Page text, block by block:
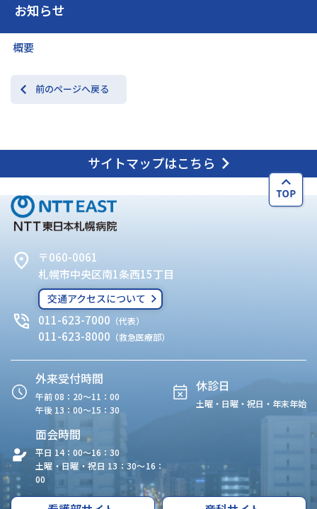
お知らせ
概要
前のページへ戻る
サイトマップはこちら
〒060-0061
札幌市中央区南1条西15丁目
交通アクセスについて
011-623-7000 （代表）
011-623-8000 （救急医療部）
外来受付時間
午前 08：20〜11：00
午後 13：00〜15：30
休診日
土曜・日曜・祝日・年末年始
面会時間
平日 14：00〜16：30
土曜・日曜・祝日 13：30〜16：
00